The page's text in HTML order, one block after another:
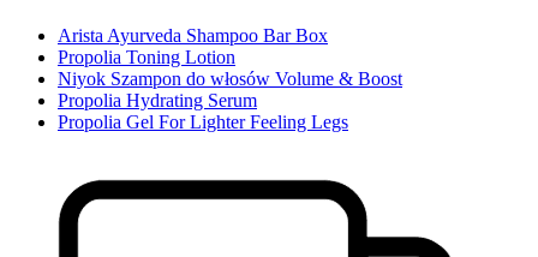
Arista Ayurveda Shampoo Bar Box
Propolia Toning Lotion
Niyok Szampon do włosów Volume & Boost
Propolia Hydrating Serum
Propolia Gel For Lighter Feeling Legs